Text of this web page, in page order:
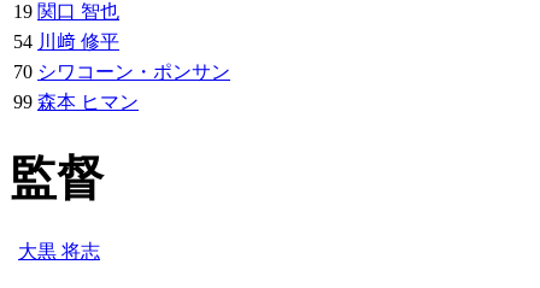
19 関口 智也
54 川﨑 修平
70 シワコーン・ポンサン
99 森本 ヒマン
監督
大黒 将志